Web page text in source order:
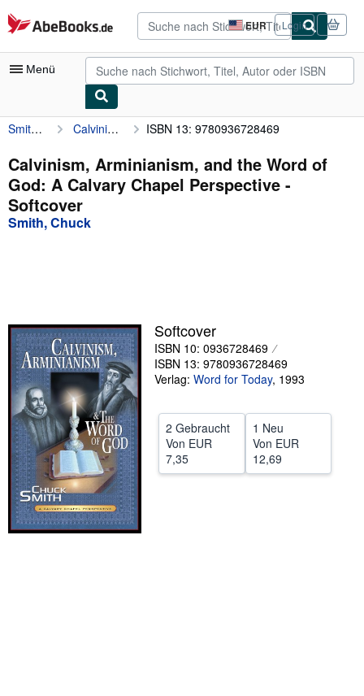
Zum Hauptinhalt
AbeBooks.de EUR
Seite
der
Einkaufseinstellungen.
Login
Menü
Nutzerkonto
Meine Bestellungen
Detailsuche
Sammlungen
Verkäufer werden
Hilfe
SCHLIESSEN
Smith, Chuck Calvinism, Arminianism, and the Word of God: A Calvary Chapel Perspective ISBN 13: 9780936728469
Calvinism, Arminianism, and the Word of
God: A Calvary Chapel Perspective -
Softcover
Smith, Chuck
Softcover
ISBN 10: 0936728469
ISBN 13: 9780936728469
Verlag: Word for Today, 1993
2 Gebraucht
Von EUR
7,35
1 Neu
Von EUR
12,69